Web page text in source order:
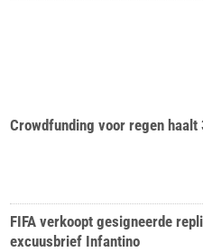
Crowdfunding voor regen
FIFA verkoopt gesigneerde
excuusbrief Infantino